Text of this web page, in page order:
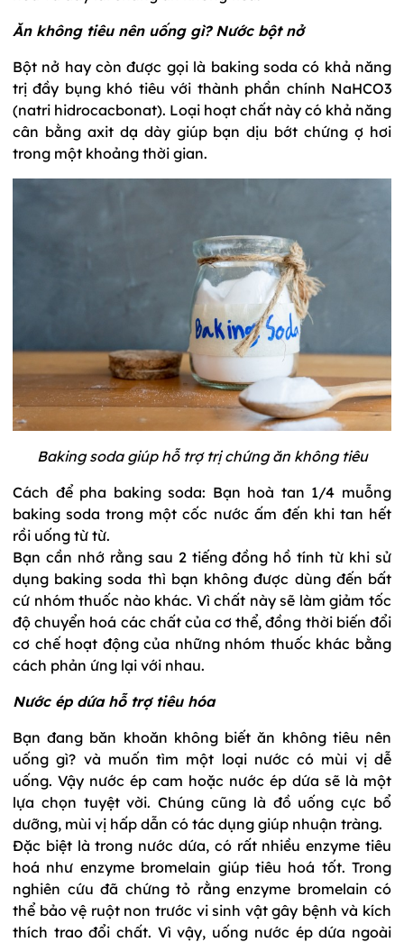
Ăn không tiêu nên uống gì? Nước bột nở
Bột nở hay còn được gọi là baking soda có khả năng
trị đầy bụng khó tiêu với thành phần chính NaHCO3
(natri hidrocacbonat). Loại hoạt chất này có khả năng
cân bằng axit dạ dày giúp bạn dịu bớt chứng ợ hơi
trong một khoảng thời gian.
Baking soda giúp hỗ trợ trị chứng ăn không tiêu
Cách để pha baking soda: Bạn hoà tan 1/4 muỗng
baking soda trong một cốc nước ấm đến khi tan hết
rồi uống từ từ.
Bạn cần nhớ rằng sau 2 tiếng đồng hồ tính từ khi sử
dụng baking soda thì bạn không được dùng đến bất
cứ nhóm thuốc nào khác. Vì chất này sẽ làm giảm tốc
độ chuyển hoá các chất của cơ thể, đồng thời biến đổi
cơ chế hoạt động của những nhóm thuốc khác bằng
cách phản ứng lại với nhau.
Nước ép dứa hỗ trợ tiêu hóa
Bạn đang băn khoăn không biết ăn không tiêu nên
uống gì? và muốn tìm một loại nước có mùi vị dễ
uống. Vậy nước ép cam hoặc nước ép dứa sẽ là một
lựa chọn tuyệt vời. Chúng cũng là đồ uống cực bổ
dưỡng, mùi vị hấp dẫn có tác dụng giúp nhuận tràng.
Đặc biệt là trong nước dứa, có rất nhiều enzyme tiêu
hoá như enzyme bromelain giúp tiêu hoá tốt. Trong
nghiên cứu đã chứng tỏ rằng enzyme bromelain có
thể bảo vệ ruột non trước vi sinh vật gây bệnh và kích
thích trao đổi chất. Vì vậy, uống nước ép dứa ngoài